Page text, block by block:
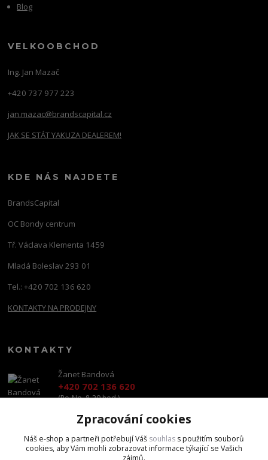
Blog
VELKOOBCHOD
Ing. Jan Mazač
+420 737 977 223
jan.mazac@brandscapital.cz
JAK SE STÁT YAKUZA DEALEREM!
KDE NÁS NAJDETE
BrandsCapital
OC Bondy centrum
Tř. Václava Klementa 1459
Mladá Boleslav 293 01
Tel.: +420 702 136 620
KONTAKTY NA PRODEJNY
KONTAKTY
Žanet Bandová
+420 702 136 620
(Po-Ne, 8-20 hod.)
shop@brandscapital.cz
Zpracování cookies
Náš e-shop a partneři potřebují Váš souhlas s použitím souborů
cookies, aby Vám mohli zobrazovat informace týkající se Vašich
zájmů.